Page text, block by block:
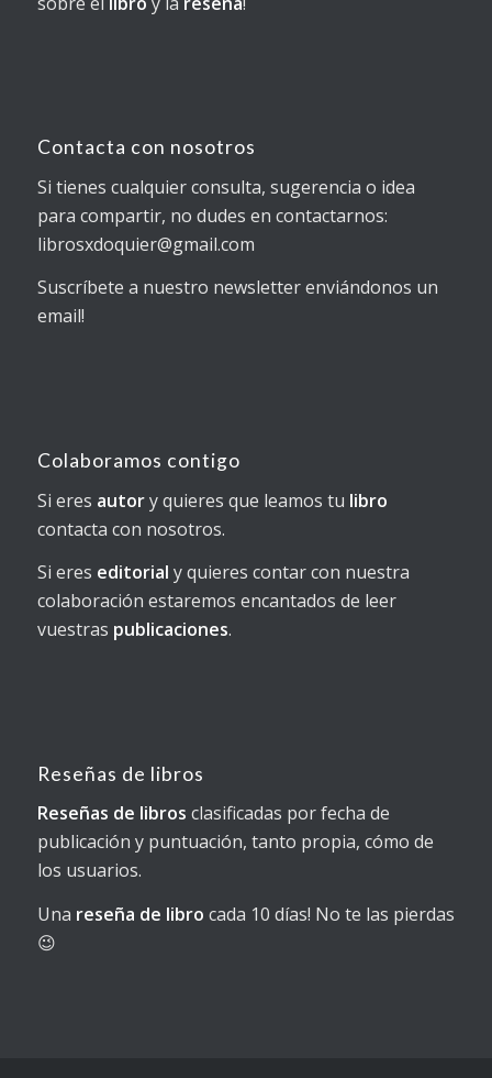
Contacta con nosotros
Si tienes cualquier consulta, sugerencia o idea
para compartir, no dudes en contactarnos:
librosxdoquier@gmail.com
Suscríbete a nuestro newsletter enviándonos un
email!
Colaboramos contigo
Si eres autory quieres que leamos tu libro
contacta con nosotros.
Si eres editorial y quieres contar con nuestra
colaboración estaremos encantados de leer
vuestras publicaciones.
Reseñas de libros
Reseñas de libros clasificadas por fecha de
publicación y puntuación, tanto propia, cómo de
los usuarios.
Una reseña de libro cada 10 días! No te las pierdas
😉